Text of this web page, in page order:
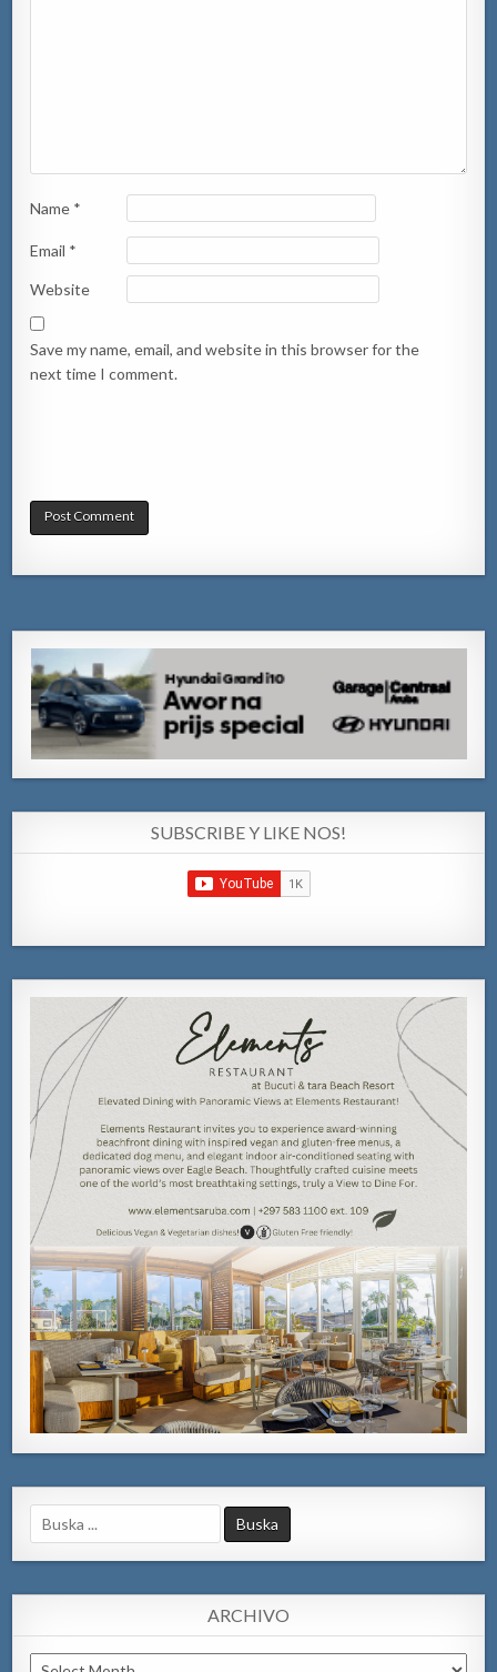
Name *
Email *
Website
Save my name, email, and website in this browser for the
next time I comment.
SUBSCRIBE Y LIKE NOS!
Search
for:
ARCHIVO
Archivo